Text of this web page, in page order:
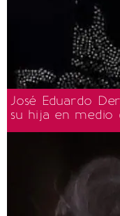
José Eduardo
su hija en medio